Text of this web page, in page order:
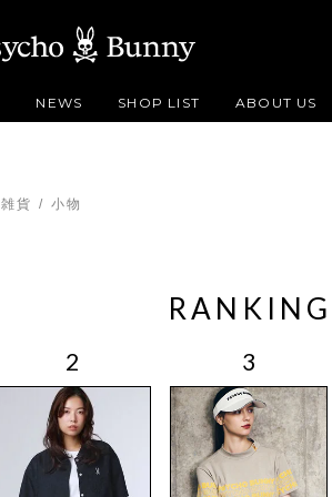
NEWS SHOP LIST ABOUT US
雑貨 / 小物
RANKING